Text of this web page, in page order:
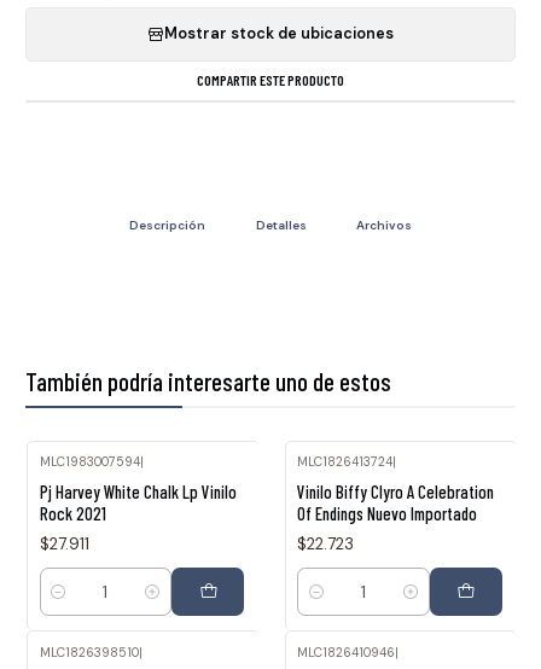
Mostrar stock de ubicaciones
COMPARTIR ESTE PRODUCTO
Descripción Detalles Archivos
También podría interesarte uno de estos
MLC1983007594|
Pj Harvey White Chalk Lp Vinilo
Rock 2021
$27.911
Cantidad
MLC1826413724|
Vinilo Biffy Clyro A Celebration
Of Endings Nuevo Importado
$22.723
Cantidad
MLC1826398510| MLC1826410946|